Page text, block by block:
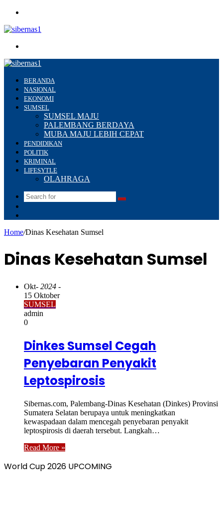
BERANDA
NASIONAL
EKONOMI
SUMSEL
SUMSEL MAJU
PALEMBANG BERDAYA
MUBA MAJU LEBIH CEPAT
PENDIDIKAN
POLITIK
KRIMINAL
LIFESYTLE
OLAHRAGA
Search
Home/Dinas Kesehatan Sumsel
Dinas Kesehatan Sumsel
Okt- 2024 -
15 Oktober
SUMSEL
admin
0
Dinkes Sumsel Cegah
Penyebaran Penyakit
Leptospirosis
Sibernas.com, Palembang-Dinas Kesehatan (Dinkes) Provinsi
Sumatera Selatan berupaya untuk meningkatkan
kewaspadaan dalam mencegah penyebaran penyakit
leptospirosis di daerah tersebut. Langkah…
Read More »
World Cup 2026 UPCOMING